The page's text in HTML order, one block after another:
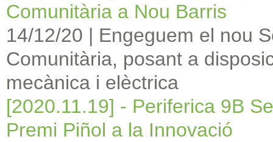
Comunitària a Nou Barris
14/12/20 | Engeguem el nou
Comunitària, posant a
mecànica i elèctrica
[2020.11.19] - Periferica 9B
Premi Piñol a la Innovació